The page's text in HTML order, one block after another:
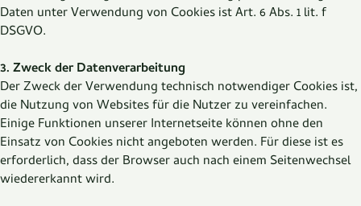
Daten unter Verwendung von Cookies ist Art. 6 Abs. 1 lit. f
DSGVO.
3. Zweck der Datenverarbeitung
Der Zweck der Verwendung technisch notwendiger Cookies ist,
die Nutzung von Websites für die Nutzer zu vereinfachen.
Einige Funktionen unserer Internetseite können ohne den
Einsatz von Cookies nicht angeboten werden. Für diese ist es
erforderlich, dass der Browser auch nach einem Seitenwechsel
wiedererkannt wird.